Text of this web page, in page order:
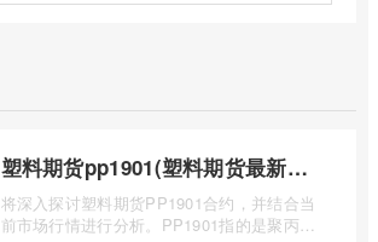
塑料期货pp1901(塑料期货最新行情)
将深入探讨塑料期货PP1901合约，并结合当
前市场行情进行分析。PP1901指的是聚丙烯